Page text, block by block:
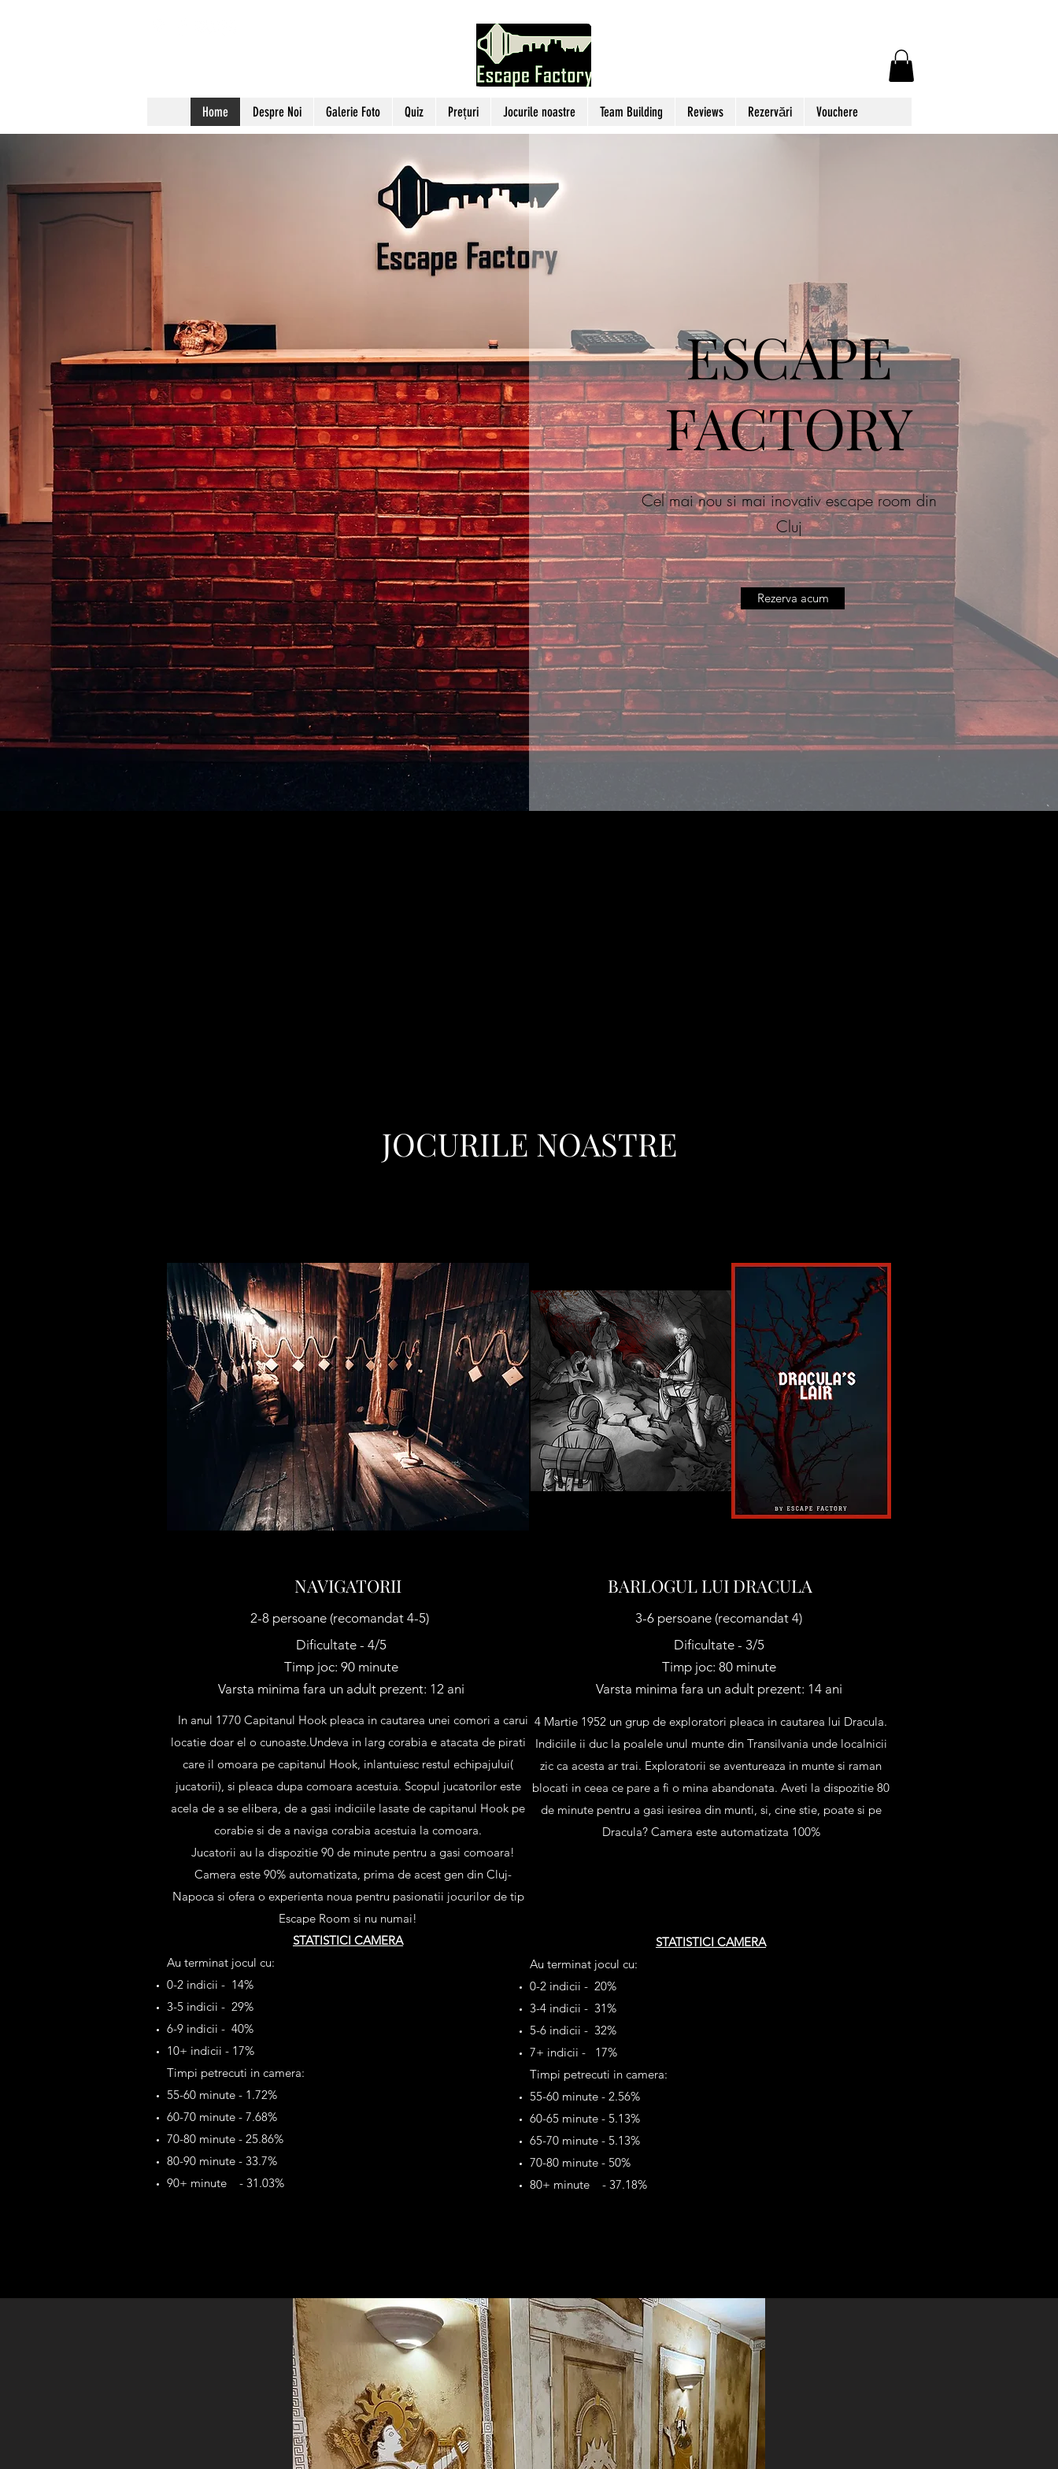
Home Despre Noi Galerie Foto Quiz Prețuri Jocurile noastre Team Building Reviews Rezervări Vouchere
ESCAPE
FACTORY
Cel mai nou si mai inovativ escape room din
Cluj
Rezerva acum
JOCURILE NOASTRE
NAVIGATORII
2-8 persoane (recomandat 4-5)
Dificultate - 4/5
Timp joc: 90 minute
Varsta minima fara un adult prezent: 12 ani
In anul 1770 Capitanul Hook pleaca in cautarea unei comori a carui
locatie doar el o cunoaste.Undeva in larg corabia e atacata de pirati
care il omoara pe capitanul Hook, inlantuiesc restul echipajului(
jucatorii), si pleaca dupa comoara acestuia. Scopul jucatorilor este
acela de a se elibera, de a gasi indiciile lasate de capitanul Hook pe
corabie si de a naviga corabia acestuia la comoara.
Jucatorii au la dispozitie 90 de minute pentru a gasi comoara!
Camera este 90% automatizata, prima de acest gen din Cluj-
Napoca si ofera o experienta noua pentru pasionatii jocurilor de tip
Escape Room si nu numai!
STATISTICI CAMERA
Au terminat jocul cu:
0-2 indicii - 14%
3-5 indicii - 29%
6-9 indicii - 40%
10+ indicii - 17%
Timpi petrecuti in camera:
55-60 minute - 1.72%
60-70 minute - 7.68%
70-80 minute - 25.86%
80-90 minute - 33.7%
90+ minute - 31.03%
BARLOGUL LUI DRACULA
3-6 persoane (recomandat 4)
Dificultate - 3/5
Timp joc: 80 minute
Varsta minima fara un adult prezent: 14 ani
4 Martie 1952 un grup de exploratori pleaca in cautarea lui Dracula.
Indiciile ii duc la poalele unul munte din Transilvania unde localnicii
zic ca acesta ar trai. Exploratorii se aventureaza in munte si raman
blocati in ceea ce pare a fi o mina abandonata. Aveti la dispozitie 80
de minute pentru a gasi iesirea din munti, si, cine stie, poate si pe
Dracula? Camera este automatizata 100%
STATISTICI CAMERA
Au terminat jocul cu:
0-2 indicii - 20%
3-4 indicii - 31%
5-6 indicii - 32%
7+ indicii - 17%
Timpi petrecuti in camera:
55-60 minute - 2.56%
60-65 minute - 5.13%
65-70 minute - 5.13%
70-80 minute - 50%
80+ minute - 37.18%